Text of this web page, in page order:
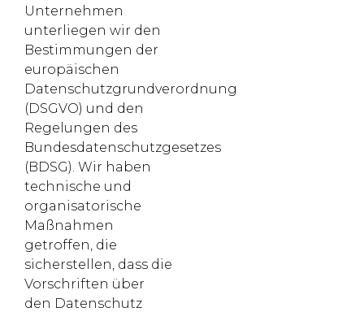
Unternehmen
unterliegen wir den
Bestimmungen der
europäischen
Datenschutzgrundverordnung
(DSGVO) und den
Regelungen des
Bundesdatenschutzgesetzes
(BDSG). Wir haben
technische und
organisatorische
Maßnahmen
getroffen, die
sicherstellen, dass die
Vorschriften über
den Datenschutz